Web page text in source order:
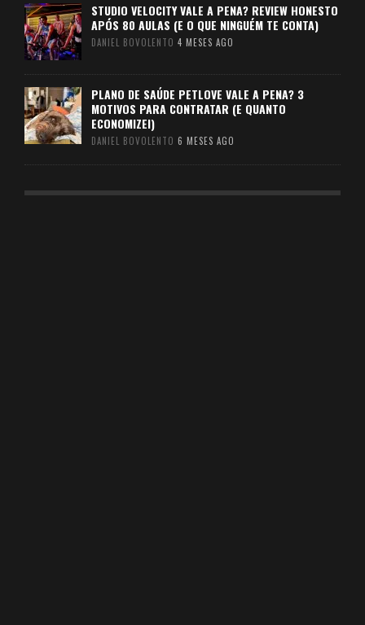
STUDIO VELOCITY VALE A PENA? REVIEW HONESTO
APÓS 80 AULAS (E O QUE NINGUÉM TE CONTA)
DANIEL BOVOLENTO 4 MESES AGO
PLANO DE SAÚDE PETLOVE VALE A PENA? 3
MOTIVOS PARA CONTRATAR (E QUANTO
ECONOMIZEI)
DANIEL BOVOLENTO 6 MESES AGO